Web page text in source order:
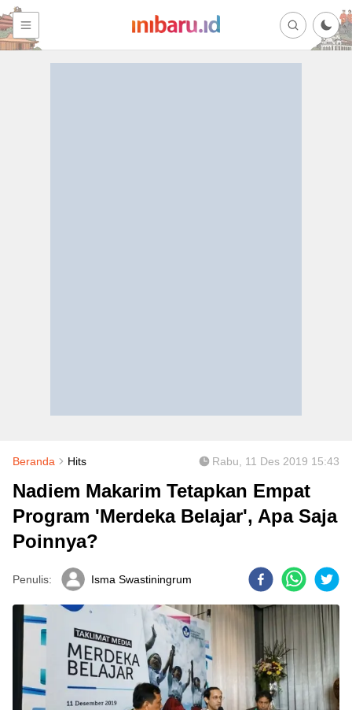
Beranda Hits Rabu, 11 Des 2019 15:43
Nadiem Makarim Tetapkan Empat
Program 'Merdeka Belajar', Apa Saja
Poinnya?
Penulis: Isma Swastiningrum